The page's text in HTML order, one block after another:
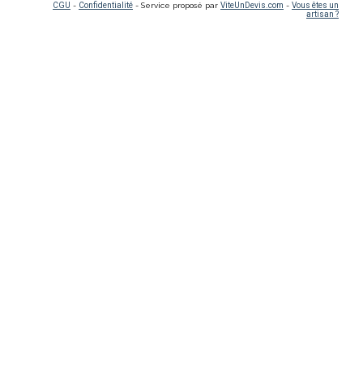
CGU - Confidentialité - Service proposé par ViteUnDevis.com - Vous êtes un
artisan ?